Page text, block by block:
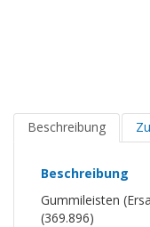
Beschreibung
Beschreibung
Gummileisten
(369.896)